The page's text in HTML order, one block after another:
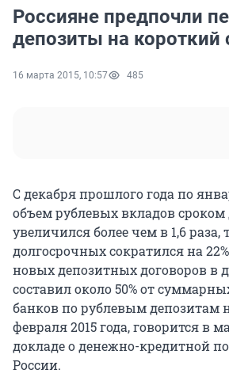
Россияне предпочли
депозиты на короткий
16 марта 2015, 10:57 485
С декабря прошлого года по
объем рублевых вкладов сроком
увеличился более чем в 1,6 раза,
долгосрочных сократился на
новых депозитных договоров в
составил около 50% от
банков по рублевым депозитам
февраля 2015 года, говорится в
докладе о денежно-кредитной
России.